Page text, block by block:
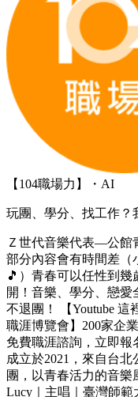
【104職場力】・AI
玩團、學分、找工作？
Ｚ世代音樂代表—公館
部分內容會有時間差（
🎵）青春可以任性到
開！音樂、學分、戀愛
不退團！ 【Youtube
職涯博覽會】200家企
免費職涯諮詢，立即報
成立於2021，來自台
團，以青春活力的音
Lucy｜主唱｜臺灣師範